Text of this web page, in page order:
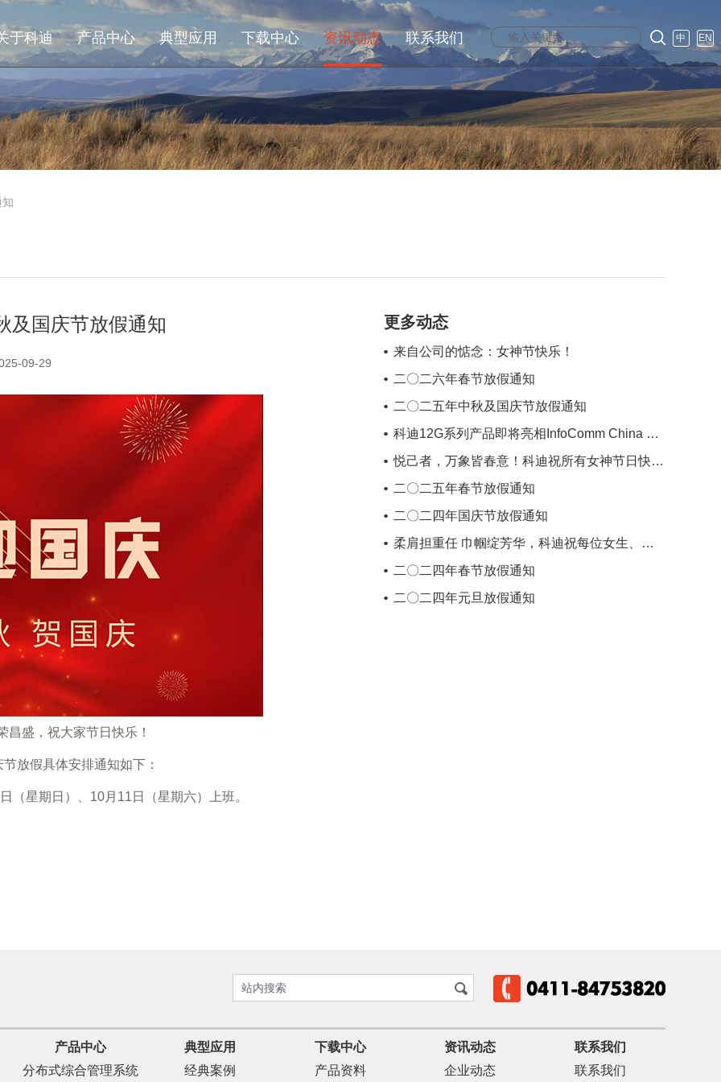
于科迪 产品中心 典型应用 下载中心 资讯动态 联系我们 中 EN
及国庆节放假通知
09-29
昌盛，祝大家节日快乐！
放假具体安排通知如下：
（星期日）、10月11日（星期六）上班。
更多动态
来自公司的惦念：女神节快乐！
二〇二六年春节放假通知
二〇二五年中秋及国庆节放假通知
科迪12G系列产品即将亮相InfoComm China 2025
悦己者，万象皆春意！科迪祝所有女神节日快乐！
二〇二五年春节放假通知
二〇二四年国庆节放假通知
柔肩担重任 巾帼绽芳华，科迪祝每位女生、女神、女王节日快乐！
二〇二四年春节放假通知
二〇二四年元旦放假通知
产品中心
分布式综合管理系统
典型应用
经典案例
下载中心
产品资料
资讯动态
企业动态
联系我们
联系我们